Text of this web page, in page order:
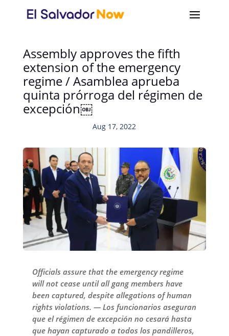
Assembly approves the fifth
extension of the emergency
regime / Asamblea aprueba
quinta prórroga del régimen de
excepción￼
Aug 17, 2022
Officials assure that the emergency regime
will not cease until all gang members have
been captured, despite allegations of human
rights violations. — Los funcionarios aseguran
que el régimen de excepción no cesará hasta
que hayan capturado a todos los pandilleros,